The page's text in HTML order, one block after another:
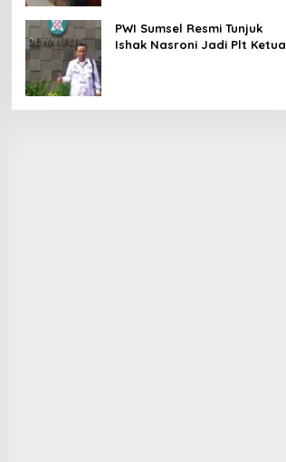
PWI Sumsel Resmi Tunjuk
Ishak Nasroni Jadi Plt Ketua